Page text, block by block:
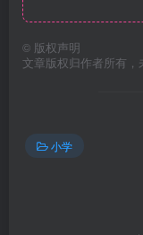
© 版权声明
文章版权归作者所有，
小学